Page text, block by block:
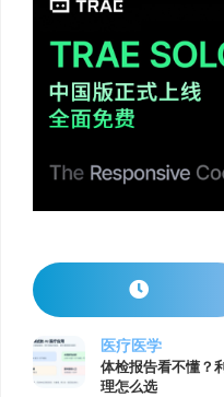
医疗医学
体检报告看不懂？
理怎么选